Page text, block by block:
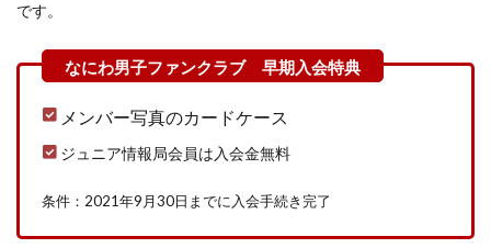
です。
メンバー写真のカードケース
ジュニア情報局会員は入会金無料
条件：2021年9月30日までに入会手続き完了